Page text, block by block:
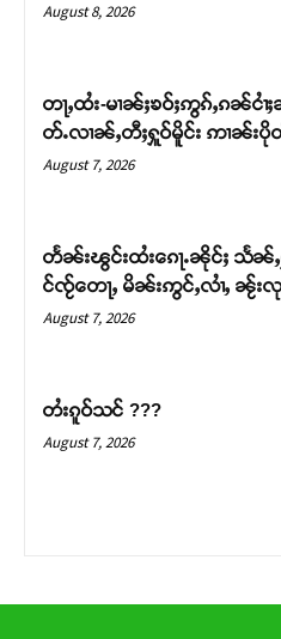
တႃႇႁႂ်ႈသဵင်ၵၢင်ၸႂ်ၵူၼ်းမိူင်
တ်ႇ တူဝ်ႈလုမ်ႈၾႃႉၼၼ်ႉ
Donate
August 8, 2026
တႃႇထႆး-မၢၼ်ႈၶဝ်ႈဢွၵ်ႇၵၼ်ငၢႆ
တ်ႉလၢၼ်ႇတီႈႁူဝ်မိူင်း ဢၢၼ်းပိုတ်
August 7, 2026
တႅၼ်းၽွင်းထႆးၵေႃႉၼိုင်ႈ သႅၼ်ႇ
င်ၸႂ်တေႃႇ မိၼ်းဢွင်ႇလၢႆႇ ၼႂ်း
August 7, 2026
တႆးၵူဝ်သင် ???
August 7, 2026